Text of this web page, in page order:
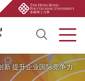
Open
新 提升企业国际竞争力